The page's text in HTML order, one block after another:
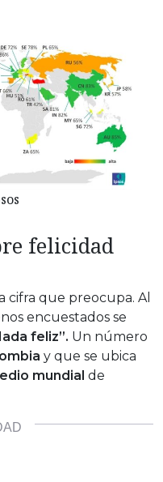
felicidad
cifra que preocupa. Al
encuestados se
feliz”. Un número
y que se ubica
mundial de